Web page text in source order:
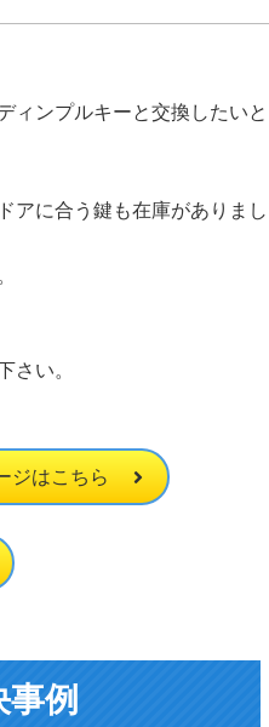
ィンプルキーと交換したいと
アに合う鍵も在庫がありまし
さい。
ジはこちら
例